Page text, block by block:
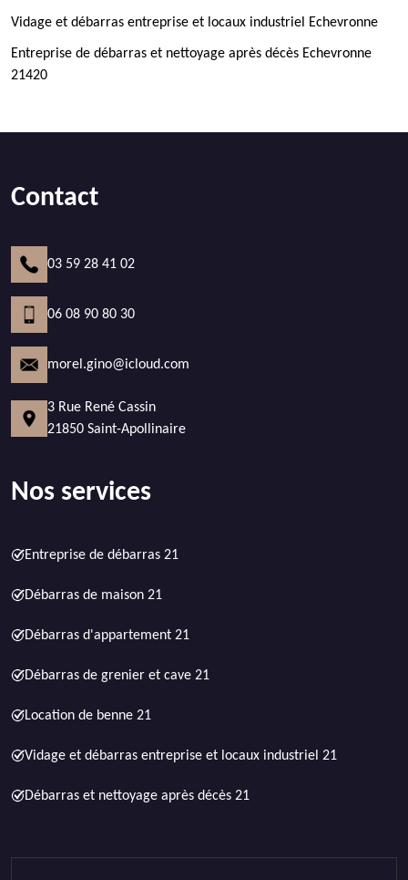
Vidage et débarras entreprise et locaux industriel Echevronne
Entreprise de débarras et nettoyage après décès Echevronne
21420
Contact
03 59 28 41 02
06 08 90 80 30
morel.gino@icloud.com
3 Rue René Cassin
21850 Saint-Apollinaire
Nos services
Entreprise de débarras 21
Débarras de maison 21
Débarras d'appartement 21
Débarras de grenier et cave 21
Location de benne 21
Vidage et débarras entreprise et locaux industriel 21
Débarras et nettoyage après décès 21